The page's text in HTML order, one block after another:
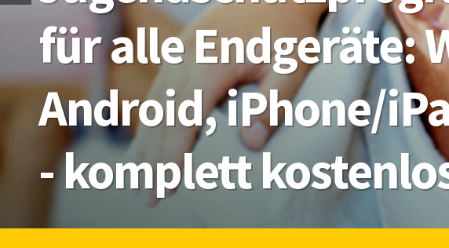
- komplett
Android, iPhone/
für alle Endgeräte: